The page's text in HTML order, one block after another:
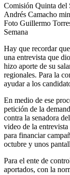
Comisión Quinta del
Andrés Camacho
Foto Guillermo
Semana
Hay que recordar
una entrevista que
hizo aporte de su
regionales. Para la
ayudar a los
En medio de ese
petición de la
contra la senadora
video de la
para financiar
octubre y unos
Para el ente de
aportados, con la